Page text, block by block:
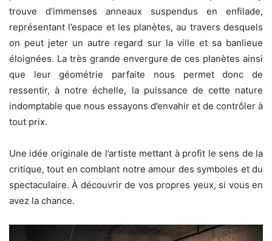
trouve d’immenses anneaux suspendus en enfilade,
représentant l’espace et les planètes, au travers desquels
on peut jeter un autre regard sur la ville et sa banlieue
éloignées. La très grande envergure de ces planètes ainsi
que leur géométrie parfaite nous permet donc de
ressentir, à notre échelle, la puissance de cette nature
indomptable que nous essayons d’envahir et de contrôler à
tout prix.
Une idée originale de l’artiste mettant à profit le sens de la
critique, tout en comblant notre amour des symboles et du
spectaculaire. À découvrir de vos propres yeux, si vous en
avez la chance.